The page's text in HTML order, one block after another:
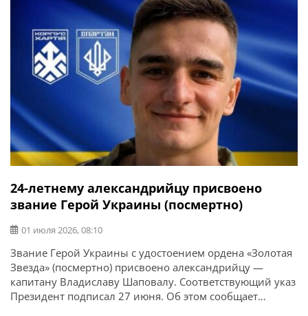
24-летнему александрийцу присвоено
звание Герой Украины (посмертно)
01 июля 2026, 08:10
Звание Герой Украины с удостоением ордена «Золотая
Звезда» (посмертно) присвоено александрийцу —
капитану Владиславу Шаповалу. Соответствующий указ
Президент подписал 27 июня. Об этом сообщает